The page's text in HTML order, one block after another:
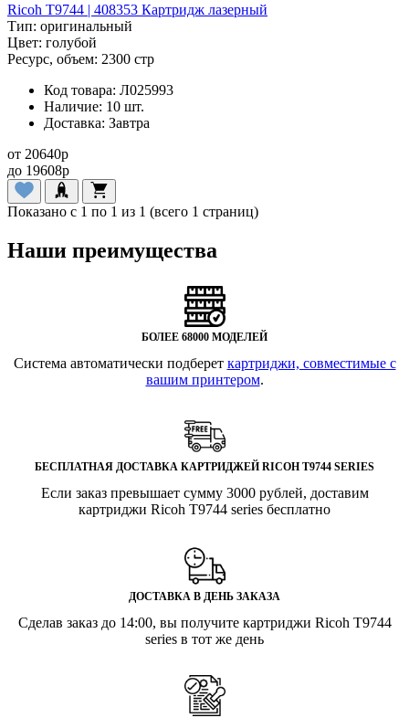
Ricoh T9744 | 408353 Картридж лазерный
Тип: оригинальный
Цвет: голубой
Ресурс, объем: 2300 стр
Код товара: Л025993
Наличие: 10 шт.
Доставка: Завтра
от 20640p
до 19608p
Показано с 1 по 1 из 1 (всего 1 страниц)
Наши преимущества
БОЛЕЕ 68000 МОДЕЛЕЙ
Система автоматически подберет картриджи, совместимые с
вашим принтером.
БЕСПЛАТНАЯ ДОСТАВКА КАРТРИДЖЕЙ RICOH T9744 SERIES
Если заказ превышает сумму 3000 рублей, доставим
картриджи Ricoh T9744 series бесплатно
ДОСТАВКА В ДЕНЬ ЗАКАЗА
Сделав заказ до 14:00, вы получите картриджи Ricoh T9744
series в тот же день